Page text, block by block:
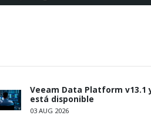
Veeam Data Platform v13.1
está disponible
03 AUG 2026